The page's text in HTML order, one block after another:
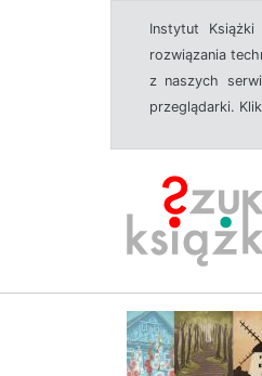
Instytut
rozwiązania
z naszych
przeglądarki.